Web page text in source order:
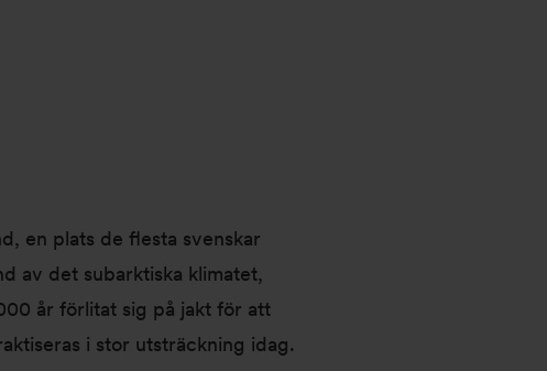
en plats de flesta svenskar
av det subarktiska klimatet,
år förlitat sig på jakt för att
i stor utsträckning idag.